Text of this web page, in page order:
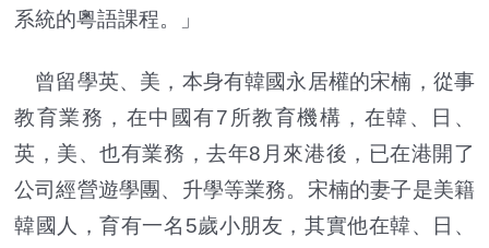
系統的粵語課程。」
曾留學英、美，本身有韓國永居權的宋楠，從事
教育業務，在中國有7所教育機構，在韓、日、
英，美、也有業務，去年8月來港後，已在港開了
公司經營遊學團、升學等業務。宋楠的妻子是美籍
韓國人，育有一名5歲小朋友，其實他在韓、日、